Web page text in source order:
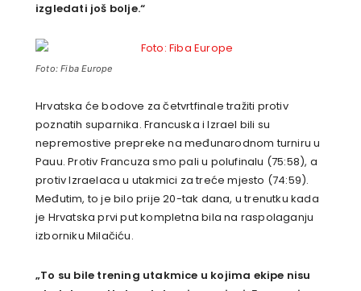
izgledati još bolje.“
Foto: Fiba Europe
Hrvatska će bodove za četvrtfinale tražiti protiv
poznatih suparnika. Francuska i Izrael bili su
nepremostive prepreke na međunarodnom turniru u
Pauu. Protiv Francuza smo pali u polufinalu (75:58), a
protiv Izraelaca u utakmici za treće mjesto (74:59).
Međutim, to je bilo prije 20-tak dana, u trenutku kada
je Hrvatska prvi put kompletna bila na raspolaganju
izborniku Milačiću.
„To su bile trening utakmice u kojima ekipe nisu